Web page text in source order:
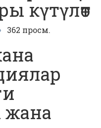
күтүлөт
362 просм.
жана